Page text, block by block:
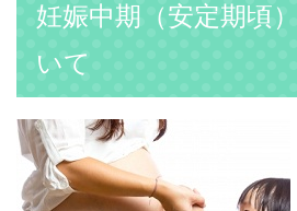
妊娠中期（安定期頃
いて